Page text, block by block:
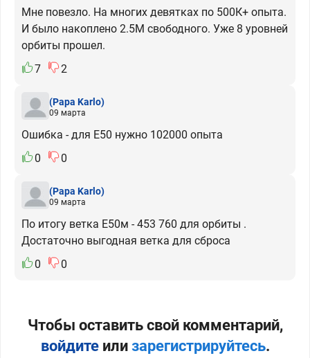
Мне повезло. На многих девятках по 500К+ опыта.
И было накоплено 2.5М свободного. Уже 8 уровней
орбиты прошел.
7
2
(Papa Karlo)
09 марта
Ошибка - для Е50 нужно 102000 опыта
0
0
(Papa Karlo)
09 марта
По итогу ветка Е50м - 453 760 для орбиты .
Достаточно выгодная ветка для сброса
0
0
Чтобы оставить свой комментарий,
войдитеили зарегистрируйтесь.